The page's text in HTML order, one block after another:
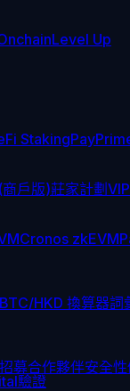
Level Up
StakingPay
戶版)莊家計劃
Cronos zkEVM
BTC/HKD 換算器詞
募合作夥伴安全性
驗證